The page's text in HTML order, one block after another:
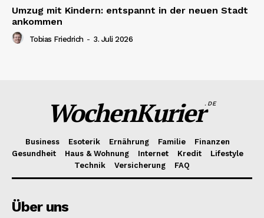
Umzug mit Kindern: entspannt in der neuen Stadt
ankommen
Tobias Friedrich - 3. Juli 2026
WochenKurier.DE
Business Esoterik Ernährung Familie
Finanzen
Gesundheit
Haus & Wohnung Internet Kredit
Lifestyle
Technik
Versicherung FAQ
Über uns